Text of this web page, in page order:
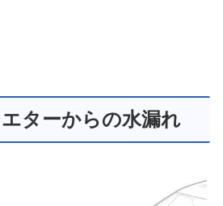
ターからの水漏れ